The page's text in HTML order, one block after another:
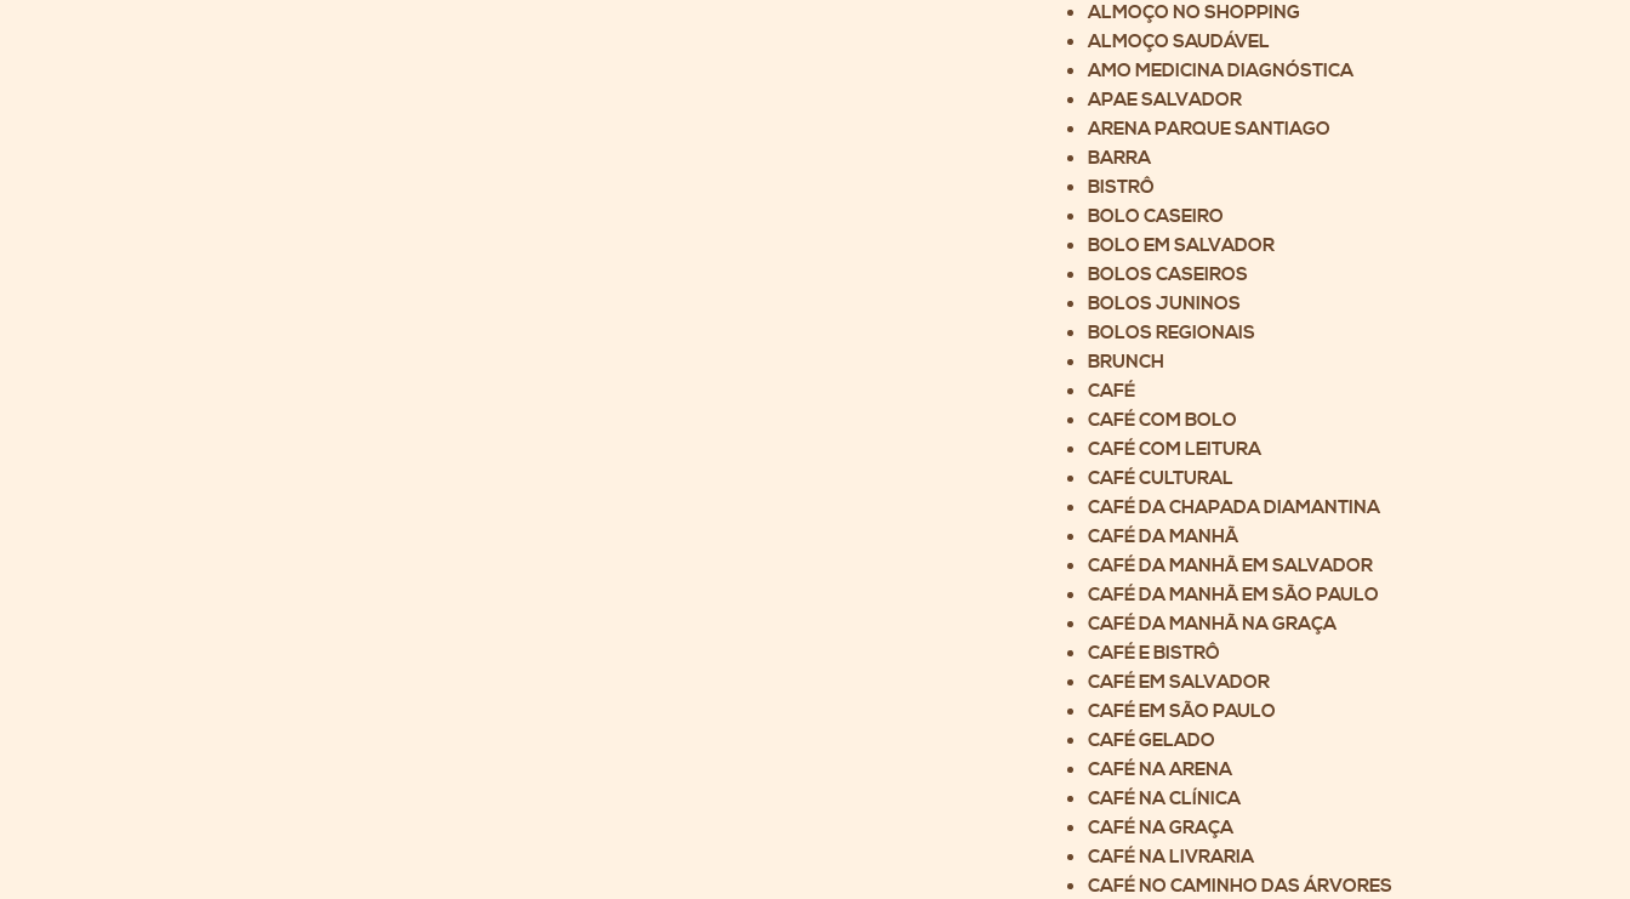
ALMOÇO NO SHOPPING
ALMOÇO SAUDÁVEL
AMO MEDICINA DIAGNÓSTICA
APAE SALVADOR
ARENA PARQUE SANTIAGO
BARRA
BISTRÔ
BOLO CASEIRO
BOLO EM SALVADOR
BOLOS CASEIROS
BOLOS JUNINOS
BOLOS REGIONAIS
BRUNCH
CAFÉ
CAFÉ COM BOLO
CAFÉ COM LEITURA
CAFÉ CULTURAL
CAFÉ DA CHAPADA DIAMANTINA
CAFÉ DA MANHÃ
CAFÉ DA MANHÃ EM SALVADOR
CAFÉ DA MANHÃ EM SÃO PAULO
CAFÉ DA MANHÃ NA GRAÇA
CAFÉ E BISTRÔ
CAFÉ EM SALVADOR
CAFÉ EM SÃO PAULO
CAFÉ GELADO
CAFÉ NA ARENA
CAFÉ NA CLÍNICA
CAFÉ NA GRAÇA
CAFÉ NA LIVRARIA
CAFÉ NO CAMINHO DAS ÁRVORES